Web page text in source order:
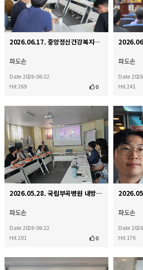
2026.06.17. 중앙정신건강복지사업지원단 간담회
파도손
Date 2026-06-22
Hit 269
0
파도손
Date
Hit 241
2026.05.28. 국립부곡병원 내방
파도손
Date 2026-06-22
Hit 201
0
파도손
Date
Hit 176